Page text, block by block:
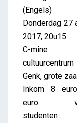
(Engels)
Donderdag 27
2017, 20u15
C-mine
cultuurcentrum
Genk, grote
Inkom 8
euro
studenten